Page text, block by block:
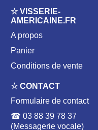
☆ VISSERIE-
AMERICAINE.FR
A propos
Panier
Conditions de vente
☆ CONTACT
Formulaire de contact
☎ 03 88 39 78 37
(Messagerie vocale)